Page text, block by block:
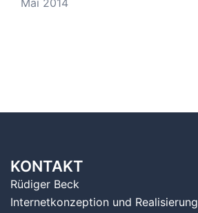
KONTAKT
Rüdiger Beck
Internetkonzeption und Realisierung